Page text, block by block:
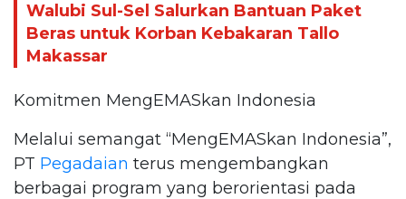
Walubi Sul-Sel Salurkan Bantuan Paket
Beras untuk Korban Kebakaran Tallo
Makassar
Komitmen MengEMASkan Indonesia
Melalui semangat “MengEMASkan Indonesia”,
PT Pegadaian terus mengembangkan
berbagai program yang berorientasi pada